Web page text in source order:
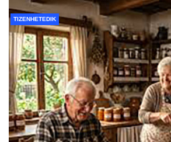
TIZENHETEDIK